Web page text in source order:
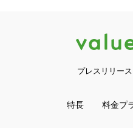
プレスリリー
特長 料金プ